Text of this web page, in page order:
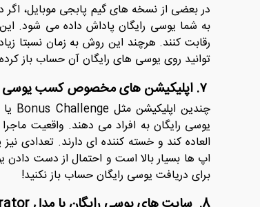
در بعضی از نسخه ‌های گیم پابجی موبایل، اگر
به شما یوسی رایگان پاداش داده می شود.
رقابت کنند. هرچند این روش به زمان نسبتا
توانید روی یوسی های رایگان آن حساب باز
یوسی رایگان به افراد می دهند. واقعیت
‌العاده کند و خسته کننده ای دارند. تعدادی
اپ ‌ها بسیار بالا است و احتمال از دست
برای دریافت یوسی رایگان حساب باز نکنید!